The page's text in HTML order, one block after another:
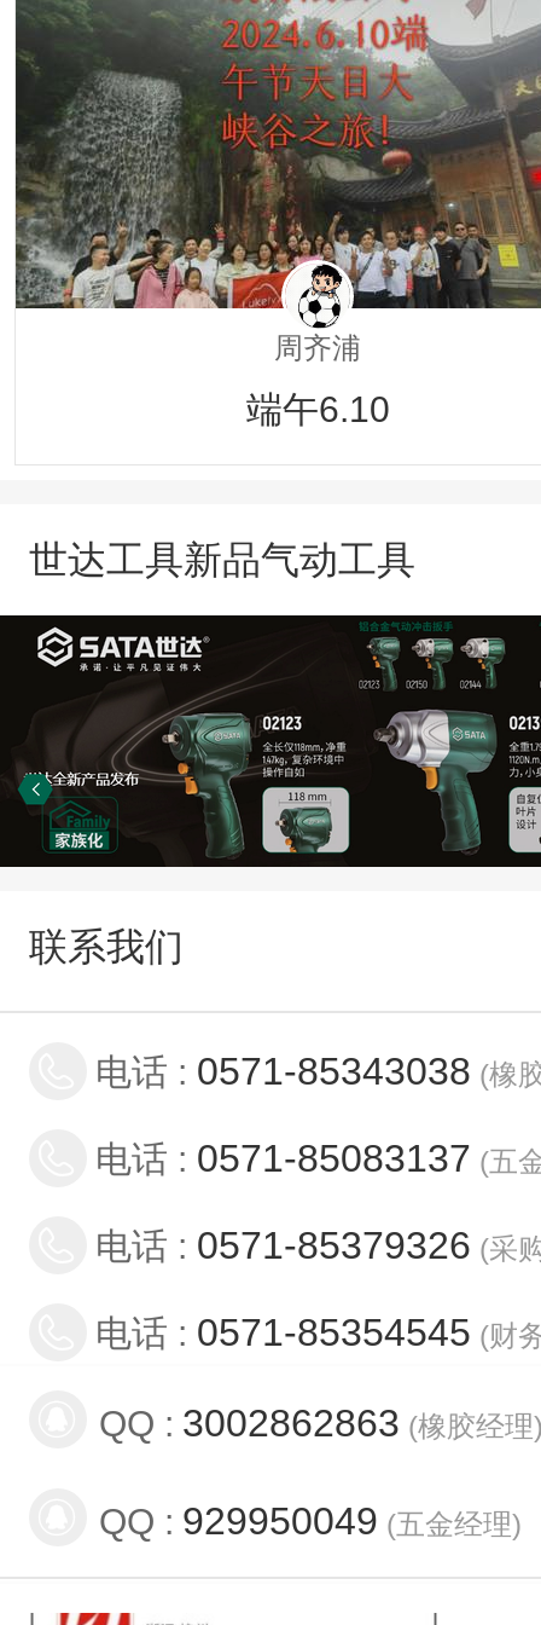
周齐浦
端午6.10
世达工具新品气动工具
联系我们
电话 : 0571-85343038 (橡
电话 : 0571-85083137 (五
电话 : 0571-85379326 (采
电话 : 0571-85354545 (财
QQ : 3002862863 (橡胶经理
QQ : 929950049 (五金经理)